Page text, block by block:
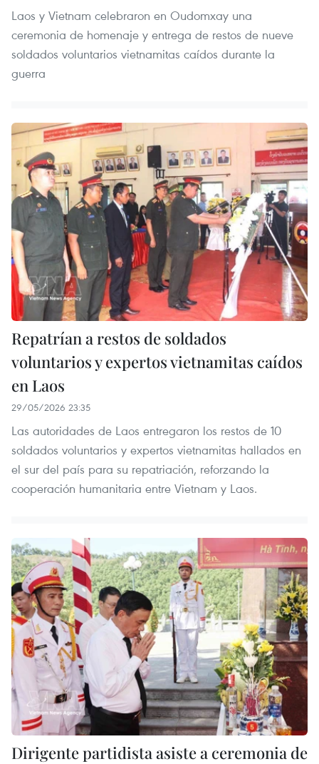
Laos y Vietnam celebraron en Oudomxay una
ceremonia de homenaje y entrega de restos de nueve
soldados voluntarios vietnamitas caídos durante la
guerra
Repatrían a restos de soldados
voluntarios y expertos vietnamitas caídos
en Laos
29/05/2026 23:35
Las autoridades de Laos entregaron los restos de 10
soldados voluntarios y expertos vietnamitas hallados en
el sur del país para su repatriación, reforzando la
cooperación humanitaria entre Vietnam y Laos.
Dirigente partidista asiste a ceremonia de